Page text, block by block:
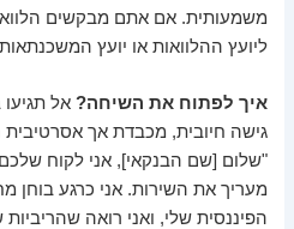
משמעותית. אם אתם מבקשים
ליועץ ההלוואות או יועץ
איך לפתוח את השיחה? אל תגיעו
גישה חיובית, מכבדת אך
מעריך את השירות. אני כרגע
הפיננסית שלי, ואני רואה